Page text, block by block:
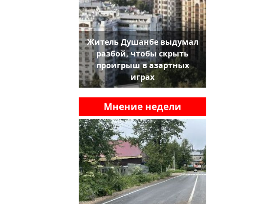
Житель Душанбе выдумал
разбой, чтобы скрыть
проигрыш в азартных
играх
Мнение недели